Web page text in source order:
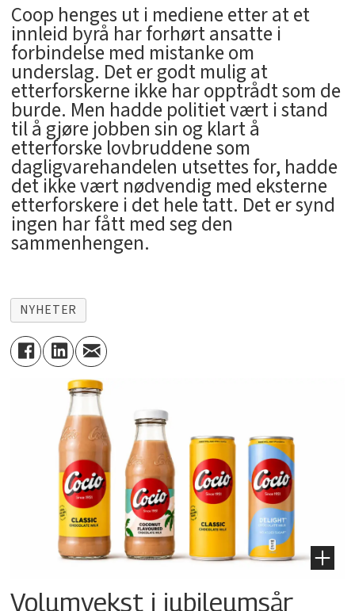
Coop henges ut i mediene etter at et
innleid byrå har forhørt ansatte i
forbindelse med mistanke om
underslag. Det er godt mulig at
etterforskerne ikke har opptrådt som de
burde. Men hadde politiet vært i stand
til å gjøre jobben sin og klart å
etterforske lovbruddene som
dagligvarehandelen utsettes for, hadde
det ikke vært nødvendig med eksterne
etterforskere i det hele tatt. Det er synd
ingen har fått med seg den
sammenhengen.
NYHETER
Volumvekst i jubileumsår